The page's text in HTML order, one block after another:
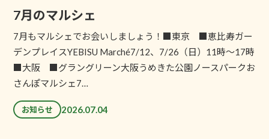
7月のマルシェ
7月もマルシェでお会いしましょう！■東京 ■恵比寿ガー
デンプレイスYEBISU Marché7/12、7/26（日）11時～17時
■大阪 ■グラングリーン大阪うめきた公園ノースパークお
さんぽマルシェ7…
お知らせ 2026.07.04